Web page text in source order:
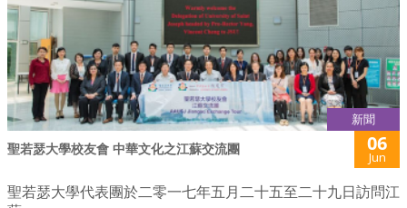
新聞
聖若瑟大學校友會 中華文化之江蘇交流團 06
Jun
聖若瑟大學代表團於二零一七年五月二十五至二十九日訪問江